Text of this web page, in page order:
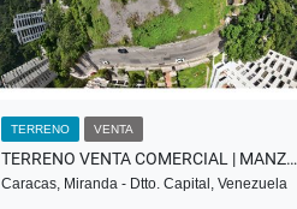
TERRENO VENTA
TERRENO VENTA COMERCIAL | MANZANARES ESTE | BARUTA | NL
Caracas, Miranda - Dtto. Capital, Venezuela